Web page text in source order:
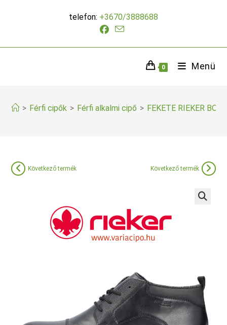
telefon: +3670/3888688
0 Menü
> Férfi cipők > Férfi alkalmi cipő > FEKETE RIEKER
Következő termék Következő termék